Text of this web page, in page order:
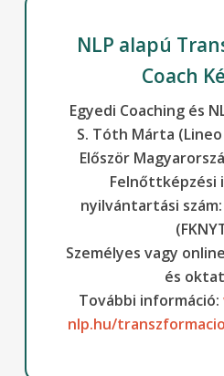
NLP alapú
Coach
Egyedi Coaching és
S. Tóth Márta
Először
Felnőttképzési
nyilvántartási szám:
Személyes vagy
és
További információ:
nlp.hu/